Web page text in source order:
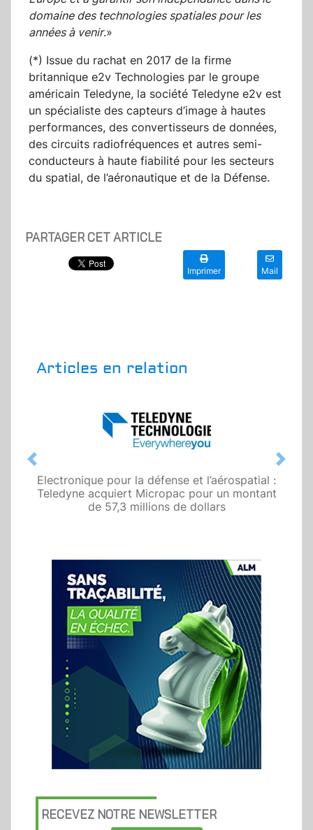
domaine des technologies spatiales pour les
années à venir.»
(*) Issue du rachat en 2017 de la firme
britannique e2v Technologies par le groupe
américain Teledyne, la société Teledyne e2v est
un spécialiste des capteurs d’image à hautes
performances, des convertisseurs de données,
des circuits radiofréquences et autres semi-
conducteurs à haute fiabilité pour les secteurs
du spatial, de l’aéronautique et de la Défense.
PARTAGER CET ARTICLE
Imprimer Mail
Articles en relation
Electronique pour la défense et l’aérospatial :
Teledyne acquiert Micropac pour un montant
de 57,3 millions de dollars
Previous Next
RECEVEZ NOTRE NEWSLETTER